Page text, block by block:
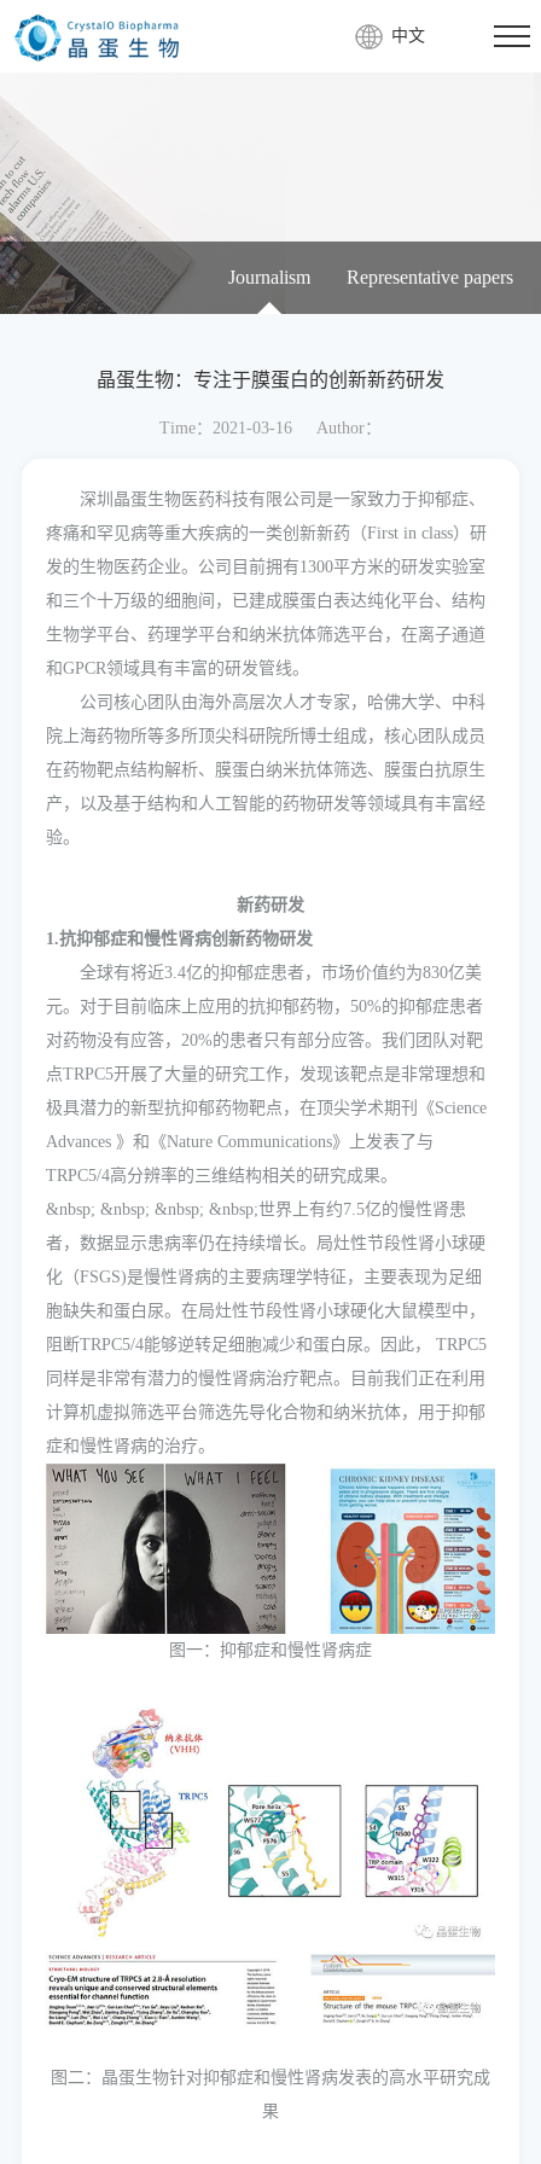
中文
Journalism Representative papers
晶蛋生物：专注于膜蛋白的创新新药研发
Time：2021-03-16 Author：
深圳晶蛋生物医药科技有限公司是一家致力于抑郁症、
疼痛和罕见病等重大疾病的一类创新新药（First in class）研
发的生物医药企业。公司目前拥有1300平方米的研发实验室
和三个十万级的细胞间，已建成膜蛋白表达纯化平台、结构
生物学平台、药理学平台和纳米抗体筛选平台，在离子通道
和GPCR领域具有丰富的研发管线。
公司核心团队由海外高层次人才专家，哈佛大学、中科
院上海药物所等多所顶尖科研院所博士组成，核心团队成员
在药物靶点结构解析、膜蛋白纳米抗体筛选、膜蛋白抗原生
产，以及基于结构和人工智能的药物研发等领域具有丰富经
验。
新药研发
1.抗抑郁症和慢性肾病创新药物研发
全球有将近3.4亿的抑郁症患者，市场价值约为830亿美
元。对于目前临床上应用的抗抑郁药物，50%的抑郁症患者
对药物没有应答，20%的患者只有部分应答。我们团队对靶
点TRPC5开展了大量的研究工作，发现该靶点是非常理想和
极具潜力的新型抗抑郁药物靶点，在顶尖学术期刊《Science
Advances 》和《Nature Communications》上发表了与
TRPC5/4高分辨率的三维结构相关的研究成果。
&nbsp; &nbsp; &nbsp; &nbsp;世界上有约7.5亿的慢性肾患
者，数据显示患病率仍在持续增长。局灶性节段性肾小球硬
化（FSGS)是慢性肾病的主要病理学特征，主要表现为足细
胞缺失和蛋白尿。在局灶性节段性肾小球硬化大鼠模型中，
阻断TRPC5/4能够逆转足细胞减少和蛋白尿。因此， TRPC5
同样是非常有潜力的慢性肾病治疗靶点。目前我们正在利用
计算机虚拟筛选平台筛选先导化合物和纳米抗体，用于抑郁
症和慢性肾病的治疗。
图一：抑郁症和慢性肾病症
图二：晶蛋生物针对抑郁症和慢性肾病发表的高水平研究成
果